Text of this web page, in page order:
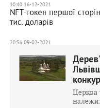
10:40 16-12-2021
NFT-токен першої
тис. доларів
20:56 09-02-2021
Церква